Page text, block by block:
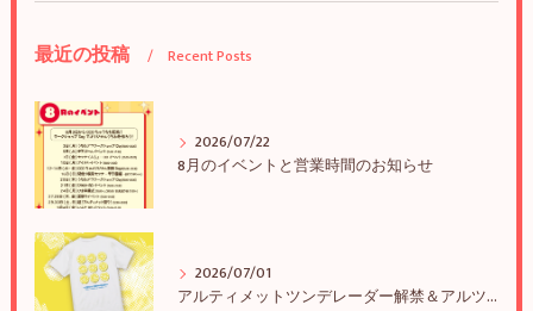
最近の投稿 Recent Posts
2026/07/22
8月のイベントと営業時間のお知らせ
2026/07/01
アルティメットツンデレーダー解禁＆アルツンBIGTEE販売のお知らせ